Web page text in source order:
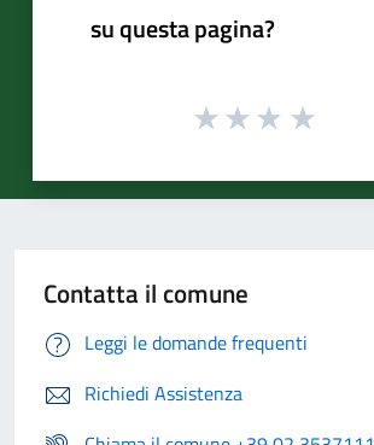
su questa pagina?
Contatta il comune
Leggi le domande frequenti
Richiedi Assistenza